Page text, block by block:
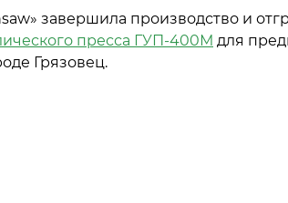
завершила производство и
пресса ГУП-400М для
Грязовец.